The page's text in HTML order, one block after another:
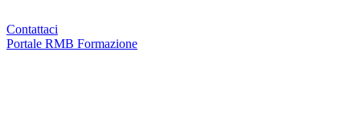
Contattaci
Portale RMB Formazione